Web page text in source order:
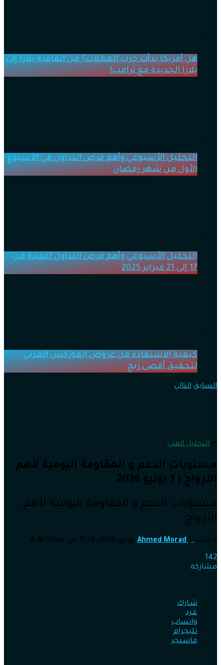
هل أمريكا بدأت حرب العملات؟ من اتفاقية بلازا إلى
بلازا الجديدة مع ترامب!
التحليل الأسبوعي وأهم فرص التداول في الأسبوع
الأول من شهر رمضان
التحليل الأسبوعي وأهم فرص التداول للفترة من
17 إلى 21 فبراير 2025
كيفية الاستفادة من عروض الفوركس العربي
لتحقيق أقصى ربح
السابق التالي
in التحليل الفني
مستويات الدعم و المقاومة اليومية لأهم
الأزواج | 1 يونيو 2026
مستويات الدعم و المقاومة اليومية لأهم
الأزواج
الكاتب Ahmed Morad 1 يونيو، 2026, 11:28 ص 4.1k Views
142
مشاركة
شـارك
غـرد
واتساب
تليجرام
ماسنجر